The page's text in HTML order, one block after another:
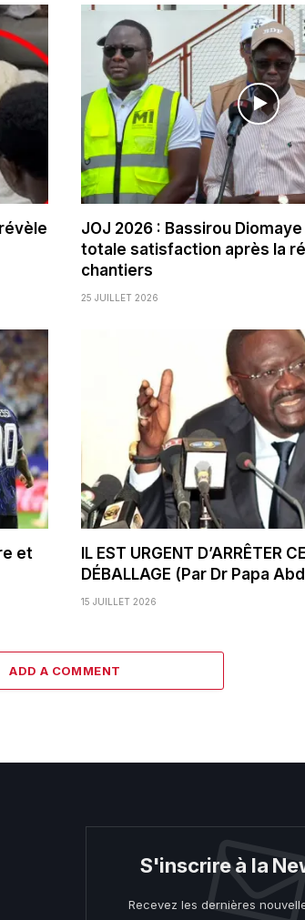
JOJ 2026 : Bassirou
totale satisfaction après la
chantiers
25 JUILLET 2026
et
IL EST URGENT D’ARRÊTER
DÉBALLAGE (Par Dr Papa
15 JUILLET 2026
ADD A COMMENT
S'inscrire à la
Recevez les dernières